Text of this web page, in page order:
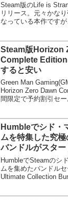
Steam版のLife is
リリース。元々かな
なっている本作です
GamingではSteamよ
Steam版Horizon
Complete Edition
すると安い
Green Man
Horizon Zero Dawn
間限定で予約割引セ
するよりも安く手に
Humbleでシド・
ムを特集した究
バンドルがスター
HumbleでSteamのシ
ムを集めたバンドル
Ultimate Collection
手掛けたクラシカル
Civシリーズのコンテ